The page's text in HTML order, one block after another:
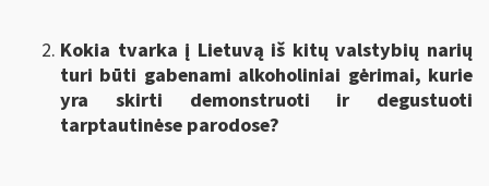
Kokia tvarka į Lietuvą iš kitų valstybių narių
turi būti gabenami alkoholiniai gėrimai, kurie
yra skirti demonstruoti ir degustuoti
tarptautinėse parodose?